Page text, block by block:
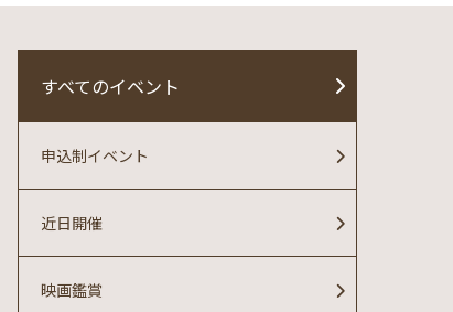
すべてのイベント
映画鑑賞
近日開催
申込制イベント